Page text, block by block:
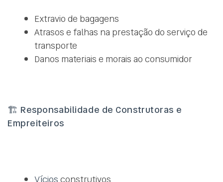
Extravio de bagagens
Atrasos e falhas na prestação do serviço de
transporte
Danos materiais e morais ao consumidor
🏗️ Responsabilidade de Construtoras e
Empreiteiros